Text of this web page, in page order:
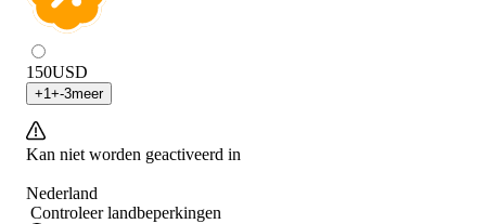
150USD
+1+-3meer
Kan niet worden geactiveerd in
Nederland
Controleer landbeperkingen